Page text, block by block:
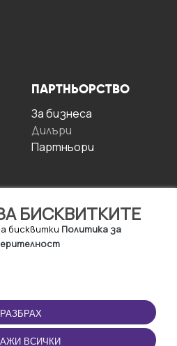
БИСКВИТКИТЕ
бисквитки Политика за
РАЗБРАХ
ВСИЧКИ
ПАРТНЬОРСТВО
За бизнесa
Дилъри
Партньори
ПРИЛОЖЕНИЕТО